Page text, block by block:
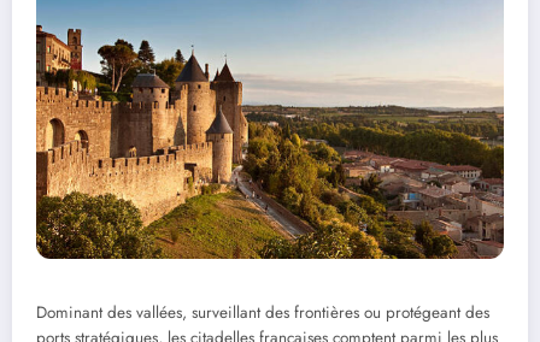
Dominant des vallées, surveillant des frontières ou protégeant des